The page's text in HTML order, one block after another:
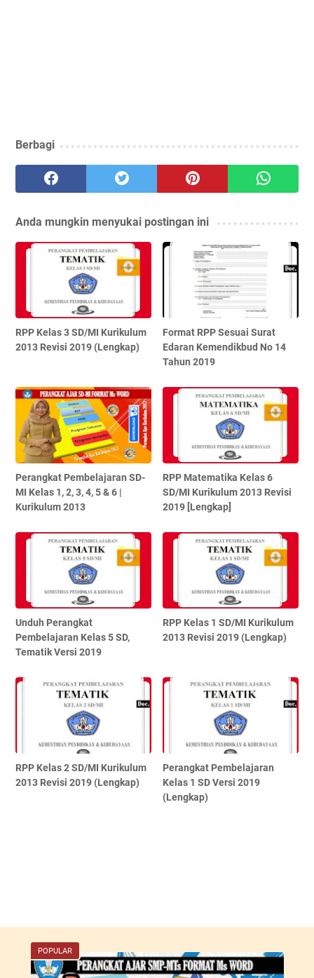
Berbagi
Anda mungkin menyukai postingan ini
RPP Kelas 3 SD/MI Kurikulum
2013 Revisi 2019 (Lengkap)
Format RPP Sesuai Surat
Edaran Kemendikbud No 14
Tahun 2019
Perangkat Pembelajaran SD-
MI Kelas 1, 2, 3, 4, 5 & 6 |
Kurikulum 2013
RPP Matematika Kelas 6
SD/MI Kurikulum 2013 Revisi
2019 [Lengkap]
Unduh Perangkat
Pembelajaran Kelas 5 SD,
Tematik Versi 2019
RPP Kelas 1 SD/MI Kurikulum
2013 Revisi 2019 (Lengkap)
RPP Kelas 2 SD/MI Kurikulum
2013 Revisi 2019 (Lengkap)
Perangkat Pembelajaran
Kelas 1 SD Versi 2019
(Lengkap)
POPULAR